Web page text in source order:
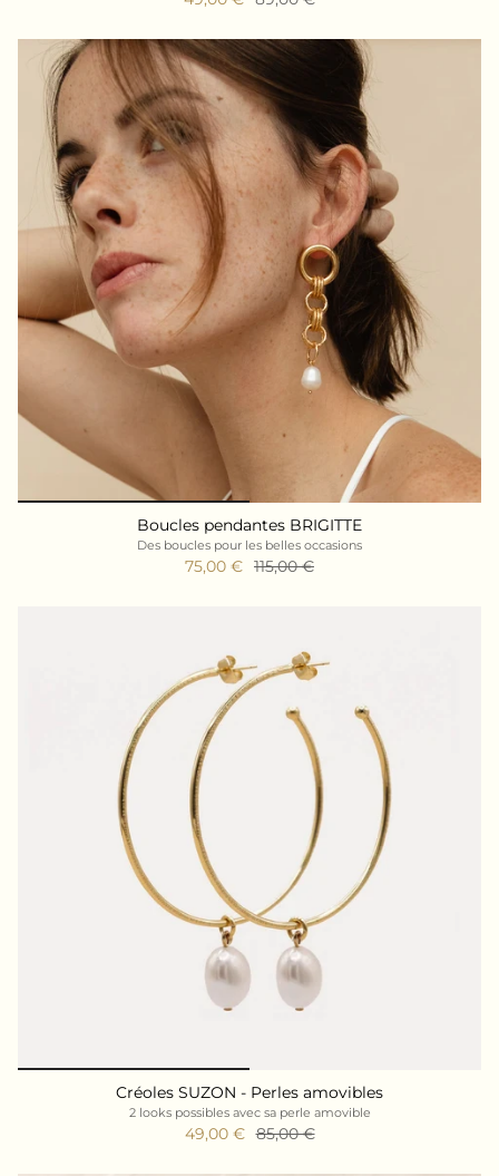
Boucles pendantes BRIGITTE
Des boucles pour les belles occasions
75,00 € 115,00 €
Créoles SUZON - Perles amovibles
2 looks possibles avec sa perle amovible
49,00 € 85,00 €